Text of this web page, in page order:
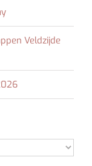
Veldzijde